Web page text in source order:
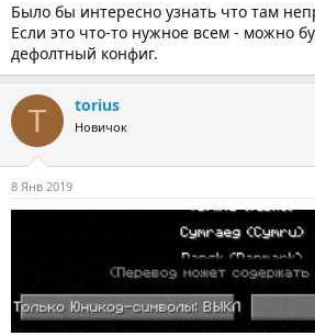
Было бы интересно узнать что там
Если это что-то нужное всем - можно
дефолтный конфиг.
T torius
Новичок
8 Янв 2019